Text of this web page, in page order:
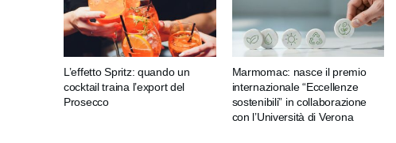
L’effetto Spritz: quando un
cocktail traina l’export del
Prosecco
Marmomac: nasce il premio
internazionale “Eccellenze
sostenibili” in collaborazione
con l’Università di Verona